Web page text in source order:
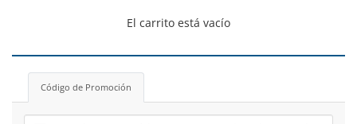
El carrito está vacío
Código de Promoción